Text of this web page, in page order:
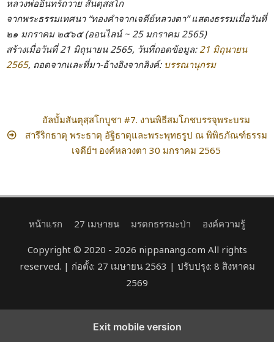
หลวงพ่ออินทร์ถวาย สันตุสสโก
จากพระธรรมเทศนา “ทองคำจากเจดีย์หลวงตา” แสดงธรรมเมื่อวันที่
๒๑ มกราคม ๒๕๖๕(ออนไลน์ ~ 25 มกราคม 2565)
สร้างเมื่อวันที่ 21 มิถุนายน 2565, วันที่ถอดข้อมูล:21 มิถุนายน
2565, ถอดจากและที่มา-อ้างอิงจากลิงค์: บรรณานุกรม
อัลบั้มสันตุสฺสโกบูชา #7. งานพิธีสมโภชบรรจุพระบรม
สารีริกธาตุ พระธาตุ อัฐิธาตุและพระพุทธรูป ณ พิพิธภัณฑ์ธรรม
เจดีย์ฯ องค์หลวงตา 30 มกราคม 2565
หน้าแรก 27 เมษายน มรดกธรรมะป่า องค์ความรู้
Copyright © 2020 - 2026 nippanang.com All rights
reserved. | ก่อตั้ง: 27 เมษายน 2563 | ปรับปรุง: 8 สิงหาคม
2569
Exit mobile version